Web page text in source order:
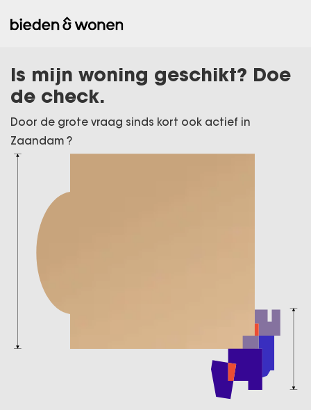
Is mijn woning geschikt? Doe
de check.
Door de grote vraag sinds kort ook actief in
Zaandam ?